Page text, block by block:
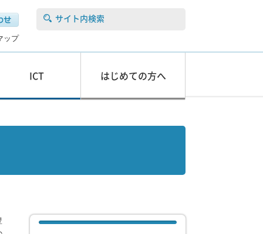
サイト内検索
ップ
ICT はじめての方へ